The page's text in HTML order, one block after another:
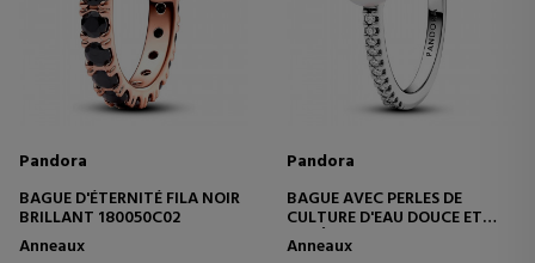
Pandora
BAGUE D'ÉTERNITÉ FILA NOIR
BRILLANT 180050C02
Anneaux
Pandora
BAGUE AVEC PERLES DE
CULTURE D'EAU DOUCE ET
PAVÉ 193158C01
Anneaux